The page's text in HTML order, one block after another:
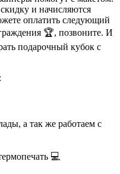
и начисляются
оплатить следующий
🏆, позвоните. И
подарочный кубок с
:
а так же работаем с
💻